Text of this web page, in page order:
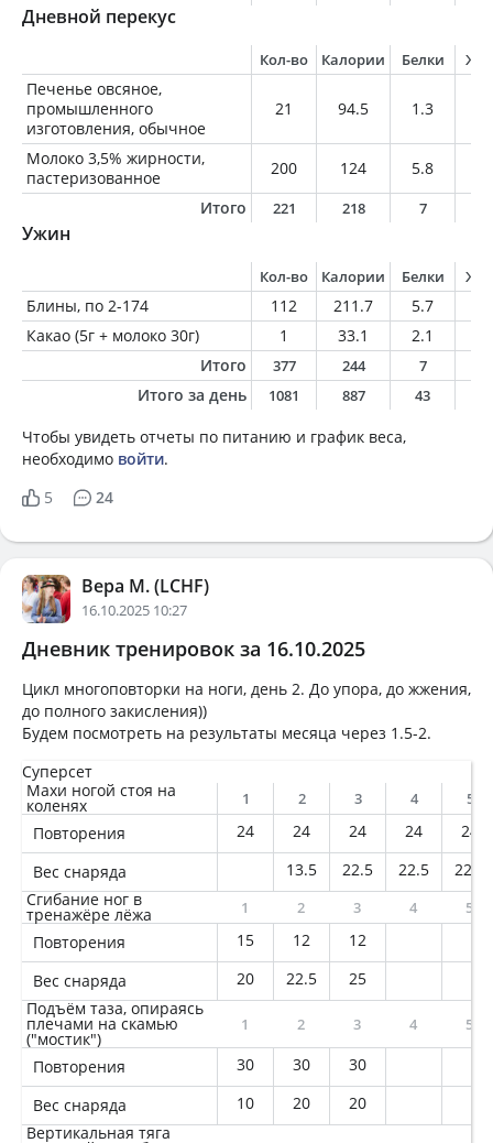
Дневной перекус
Кол-во Калории Белки
Печенье овсяное,
промышленного
изготовления, обычное
21 94.5 1.3
Молоко 3,5% жирности,
пастеризованное
200 124 5.8
Итого
221 218 7
Ужин
Кол-во Калории Белки
Блины, по 2-174 112 211.7 5.7
Какао (5г + молоко 30г)
1 33.1 2.1
Итого
377 244 7
Итого за день 1081 887 43
Чтобы увидеть отчеты по питанию и график веса,
необходимо войти.
5
24
Вера М. (LCHF)
16.10.2025 10:27
Дневник тренировок за 16.10.2025
Цикл многоповторки на ноги, день 2. До упора, до жжения,
до полного закисления))
Будем посмотреть на результаты месяца через 1.5-2.
Суперсет
Махи ногой стоя на
коленях 1 2 3 4 5
Повторения 24 24 24 24
24
Вес снаряда
13.5 22.5 22.5
22.5
Сгибание ног в
тренажёре лёжа 1 2 3 4 5
Повторения 15 12
12
Вес снаряда
20 22.5
25
Подъём таза, опираясь
плечами на скамью
("мостик")
1 2 3 4 5
Повторения 30 30
30
Вес снаряда
10 20
20
Вертикальная тяга